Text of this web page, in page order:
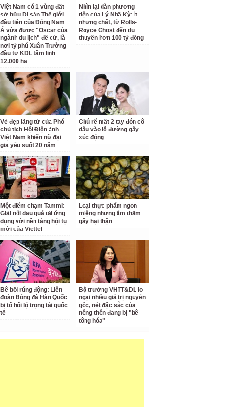
Việt Nam có 1 vùng đất
sở hữu Di sản Thế giới
đầu tiên của Đông Nam
Á vừa được "Oscar của
ngành du lịch" đề cử, là
nơi tỷ phú Xuân Trường
đầu tư KDL tâm linh
12.000 ha
Nhìn lại dàn phương
tiện của Lý Nhã Kỳ: Ít
nhưng chất, từ Rolls-
Royce Ghost đến du
thuyền hơn 100 tỷ đồng
Vẻ đẹp lãng tử của Phó
chủ tịch Hội Điện ảnh
Việt Nam khiến nữ đại
gia yêu suốt 20 năm
Chú rể mất 2 tay đón cô
dâu vào lễ đường gây
xúc động
Một điểm chạm Tammi:
Giải nỗi đau quá tải ứng
dụng với nền tảng hội tụ
mới của Viettel
Loại thực phẩm ngon
miệng nhưng âm thầm
gây hại thận
Bê bối rúng động: Liên
đoàn Bóng đá Hàn Quốc
bị tố hối lộ trọng tài quốc
tế
Bộ trưởng VHTT&DL lo
ngại nhiều giá trị nguyên
gốc, nét đặc sắc của
nông thôn đang bị "bê
tông hóa"